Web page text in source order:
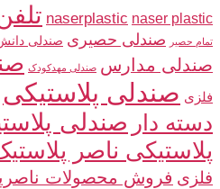
naserplastic naser plastic
تمام حصیر
صندلی حصیری صندلی
صندلی مدارس صندلی مهدکودک
فلزی صندلی پلاستیکی
دسته دار صندلی
پلاستیکی ناصر
فلزی فروش محصولات